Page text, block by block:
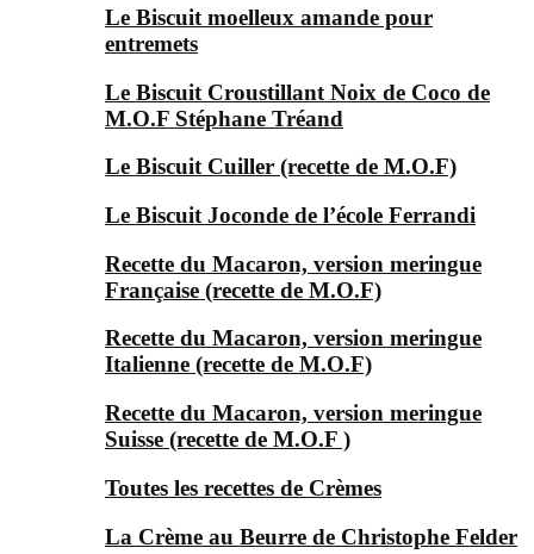
Le Biscuit moelleux amande pour
entremets
Le Biscuit Croustillant Noix de Coco de
M.O.F Stéphane Tréand
Le Biscuit Cuiller (recette de M.O.F)
Le Biscuit Joconde de l’école Ferrandi
Recette du Macaron, version meringue
Française (recette de M.O.F)
Recette du Macaron, version meringue
Italienne (recette de M.O.F)
Recette du Macaron, version meringue
Suisse (recette de M.O.F )
Toutes les recettes de Crèmes
La Crème au Beurre de Christophe Felder